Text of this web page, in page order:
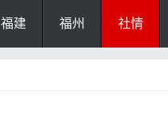
福建 福州 社情